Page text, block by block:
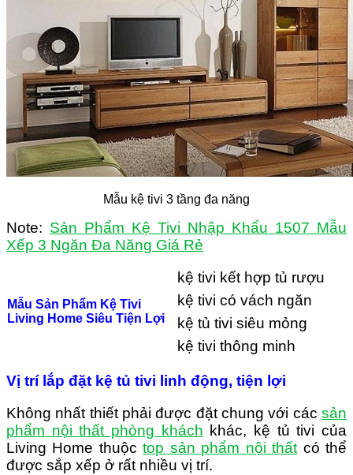
Mẫu kệ tivi 3 tầng đa năng
Note: Sản Phẩm Kệ Tivi Nhập Khẩu 1507 Mẫu
Xếp 3 Ngăn Đa Năng Giá Rẻ
Mẫu Sản Phẩm Kệ Tivi
Living Home Siêu Tiện Lợi
kệ tivi kết hợp tủ rượu
kệ tivi có vách ngăn
kệ tủ tivi siêu mỏng
kệ tivi thông minh
Vị trí lắp đặt kệ tủ tivi linh động, tiện lợi
Không nhất thiết phải được đặt chung với các sản
phẩm nội thất phòng khách khác, kệ tủ tivi của
Living Home thuộctop sản phẩm nội thất có thể
được sắp xếp ở rất nhiều vị trí.